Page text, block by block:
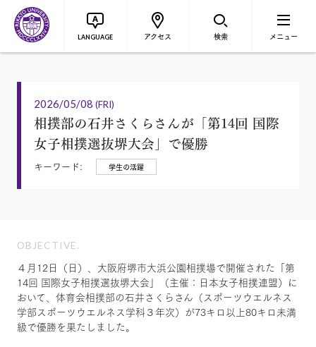
LANGUAGE アクセス 検索 メニュー
2026/05/08 (FRI)
相撲部の石井さくらさんが「第14回 国際
女子相撲選抜堺大会」で優勝
キーワード: 学生の活躍
OBJECTIVE.
４月12日（日）、大阪府堺市大浜公園相撲場で開催された「第
14回 国際女子相撲選抜堺大会」（主催：日本女子相撲連盟）に
おいて、体育会相撲部の石井さくらさん（スポーツウエルネス
学部スポーツウエルネス学科３年次）が73キロ以上80キロ未満
級で優勝を果たしました。